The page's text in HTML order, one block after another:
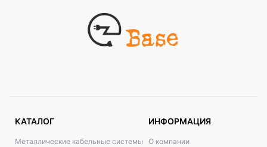
КАТАЛОГ
Металлические кабельные системы
ИНФОРМАЦИЯ
О компании